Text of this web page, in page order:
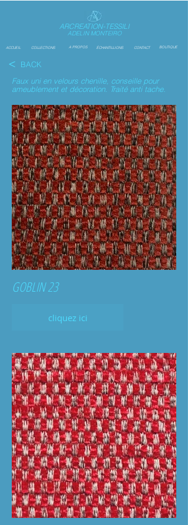
ARCREATION-TESSILI
ADELIN MONTEIRO
ACCUEIL COLLECTIONS A PROPOS ÉCHANTILLIONS CONTACT BOUTIQUE
<
BACK
Faux uni en velours chenille, conseille pour
ameublement et décoration. Traité anti tache.
GOBLIN 23
cliquez ici